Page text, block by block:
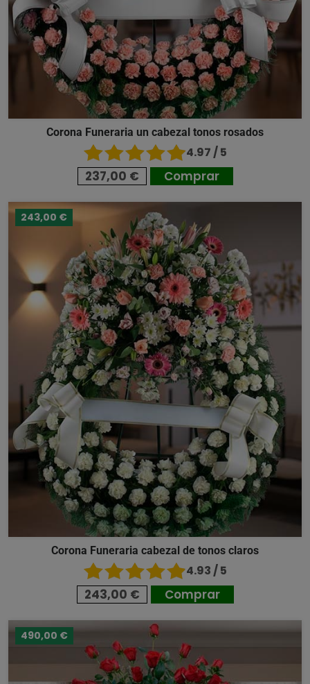
Corona Funeraria un cabezal tonos rosados
4.97 / 5
237,00 € Comprar
243,00 €
Corona Funeraria cabezal de tonos claros
4.93 / 5
243,00 € Comprar
490,00 €